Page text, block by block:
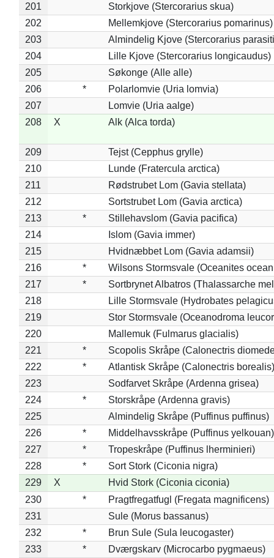
201
Storkjove (Stercorarius skua)
202
Mellemkjove (Stercorarius pomarinus)
203
Almindelig Kjove (Stercorarius
204
Lille Kjove (Stercorarius longicaudus)
205
Søkonge (Alle alle)
206
*
Polarlomvie (Uria lomvia)
207
Lomvie (Uria aalge)
208
X Alk (Alca torda)
209
Tejst (Cepphus grylle)
210
Lunde (Fratercula arctica)
211
Rødstrubet Lom (Gavia stellata)
212
Sortstrubet Lom (Gavia arctica)
213
*
Stillehavslom (Gavia pacifica)
214
Islom (Gavia immer)
215
Hvidnæbbet Lom (Gavia adamsii)
216
*
Wilsons Stormsvale (Oceanites
217
*
Sortbrynet Albatros (Thalassarche
218
Lille Stormsvale (Hydrobates
219
Stor Stormsvale (Oceanodroma
220
Mallemuk (Fulmarus glacialis)
221
*
Scopolis Skråpe (Calonectris
222
*
Atlantisk Skråpe (Calonectris borealis)
223
Sodfarvet Skråpe (Ardenna grisea)
224
*
Storskråpe (Ardenna gravis)
225
Almindelig Skråpe (Puffinus puffinus)
226
*
Middelhavsskråpe (Puffinus yelkouan)
227
*
Tropeskråpe (Puffinus lherminieri)
228
*
Sort Stork (Ciconia nigra)
229
X
Hvid Stork (Ciconia ciconia)
230
*
Pragtfregatfugl (Fregata magnificens)
231
Sule (Morus bassanus)
232
*
Brun Sule (Sula leucogaster)
233
*
Dværgskarv (Microcarbo pygmaeus)